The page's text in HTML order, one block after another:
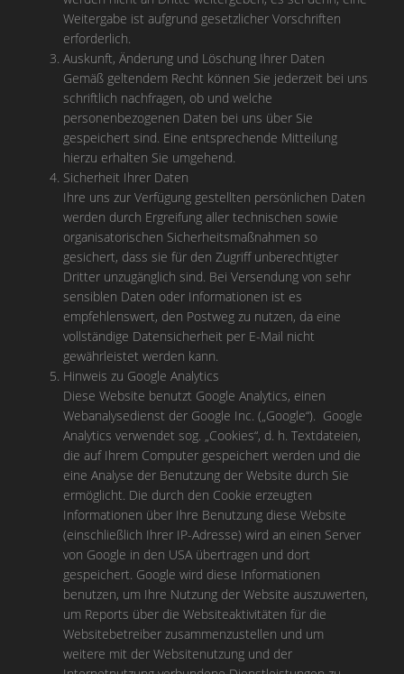
Weitergabe ist aufgrund gesetzlicher Vorschriften
erforderlich.
Auskunft, Änderung und Löschung Ihrer Daten
Gemäß geltendem Recht können Sie jederzeit bei uns
schriftlich nachfragen, ob und welche
personenbezogenen Daten bei uns über Sie
gespeichert sind. Eine entsprechende Mitteilung
hierzu erhalten Sie umgehend.
Sicherheit Ihrer Daten
Ihre uns zur Verfügung gestellten persönlichen Daten
werden durch Ergreifung aller technischen sowie
organisatorischen Sicherheitsmaßnahmen so
gesichert, dass sie für den Zugriff unberechtigter
Dritter unzugänglich sind. Bei Versendung von sehr
sensiblen Daten oder Informationen ist es
empfehlenswert, den Postweg zu nutzen, da eine
vollständige Datensicherheit per E-Mail nicht
gewährleistet werden kann.
Hinweis zu Google Analytics
Diese Website benutzt Google Analytics, einen
Webanalysedienst der Google Inc. („Google“). Google
Analytics verwendet sog. „Cookies“, d. h. Textdateien,
die auf Ihrem Computer gespeichert werden und die
eine Analyse der Benutzung der Website durch Sie
ermöglicht. Die durch den Cookie erzeugten
Informationen über Ihre Benutzung diese Website
(einschließlich Ihrer IP-Adresse) wird an einen Server
von Google in den USA übertragen und dort
gespeichert. Google wird diese Informationen
benutzen, um Ihre Nutzung der Website auszuwerten,
um Reports über die Websiteaktivitäten für die
Websitebetreiber zusammenzustellen und um
weitere mit der Websitenutzung und der